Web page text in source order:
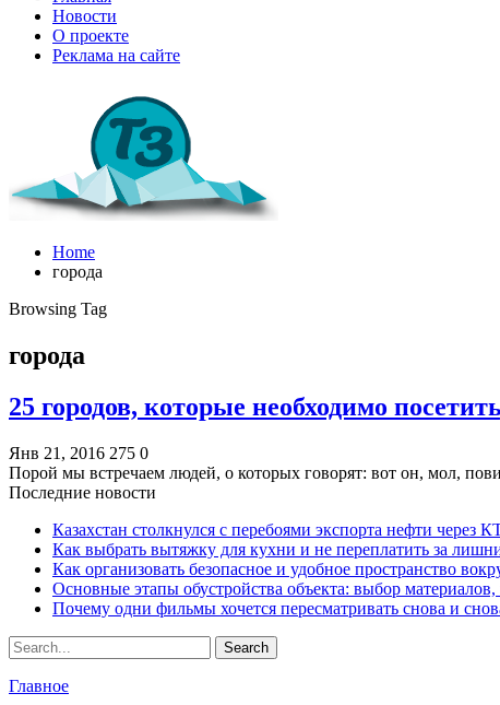
Новости
О проекте
Реклама на сайте
Home
города
Browsing Tag
города
25 городов, которые необходимо
Янв 21, 2016 275 0
Порой мы встречаем людей, о которых говорят: вот он, мол,
Последние новости
Казахстан столкнулся с перебоями экспорта нефти через
Как выбрать вытяжку для кухни и не переплатить за
Как организовать безопасное и удобное пространство
Основные этапы обустройства объекта: выбор
Почему одни фильмы хочется пересматривать снова и
Главное